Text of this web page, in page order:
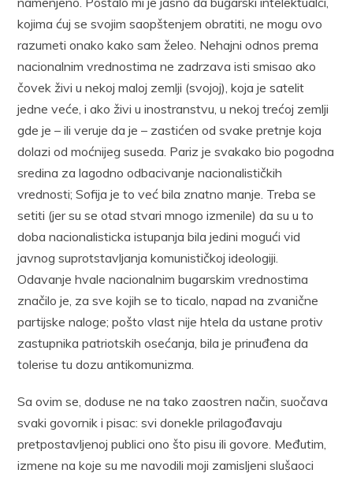
kojima ćuj se svojim saopštenjem obratiti, ne mogu ovo
razumeti onako kako sam želeo. Nehajni odnos prema
nacionalnim vrednostima ne zadrzava isti smisao ako
čovek živi u nekoj maloj zemlji (svojoj), koja je satelit
jedne veće, i ako živi u inostranstvu, u nekoj trećoj zemlji
gde je – ili veruje da je – zastićen od svake pretnje koja
dolazi od moćnijeg suseda. Pariz je svakako bio pogodna
sredina za lagodno odbacivanje nacionalističkih
vrednosti; Sofija je to već bila znatno manje. Treba se
setiti (jer su se otad stvari mnogo izmenile) da su u to
doba nacionalisticka istupanja bila jedini mogući vid
javnog suprotstavljanja komunističkoj ideologiji.
Odavanje hvale nacionalnim bugarskim vrednostima
značilo je, za sve kojih se to ticalo, napad na zvanične
partijske naloge; pošto vlast nije htela da ustane protiv
zastupnika patriotskih osećanja, bila je prinuđena da
tolerise tu dozu antikomunizma.
Sa ovim se, doduse ne na tako zaostren način, suočava
svaki govornik i pisac: svi donekle prilagođavaju
pretpostavljenoj publici ono što pisu ili govore. Međutim,
izmene na koje su me navodili moji zamisljeni slušaoci